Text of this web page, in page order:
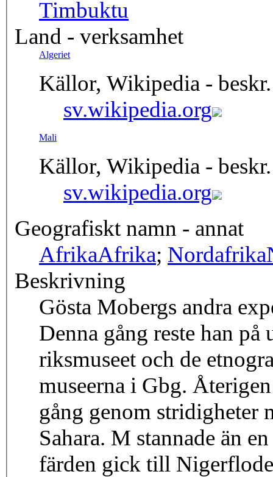
Timbuktu
Land - verksamhet
Algeriet
Källor, Wikipedia -
sv.wikipedia.org
Mali
Källor, Wikipedia -
sv.wikipedia.org
Geografiskt namn - annat
AfrikaAfrika; Nordafrika
Beskrivning
Gösta Mobergs andra
Denna gång reste han
riksmuseet och de
museerna i Gbg.
gång genom stridigheter
Sahara. M stannade än
färden gick till